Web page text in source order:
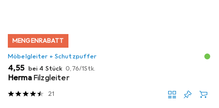
MENGENRABATT
Möbelgleiter + Schutzpuffer
EUR
4,55 bei 4 Stück EUR
0,76/1Stk.
Herma Filzgleiter
21